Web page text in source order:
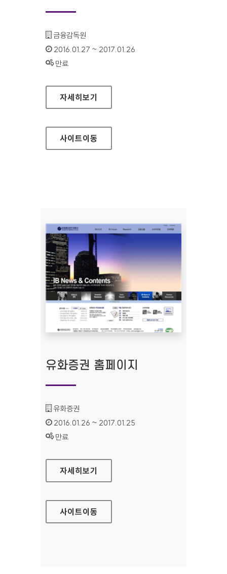
기관명 :
금융감독원
인증기간 :
2016.01.27 ~ 2017.01.26
상태 :
만료
금융감독원 금융상품 통합 비교공시 홈페이지
자세히보기
사이트이동
유화증권 홈페이지
기관명 :
유화증권
인증기간 :
2016.01.26 ~ 2017.01.25
상태 :
만료
유화증권 홈페이지
자세히보기
사이트이동